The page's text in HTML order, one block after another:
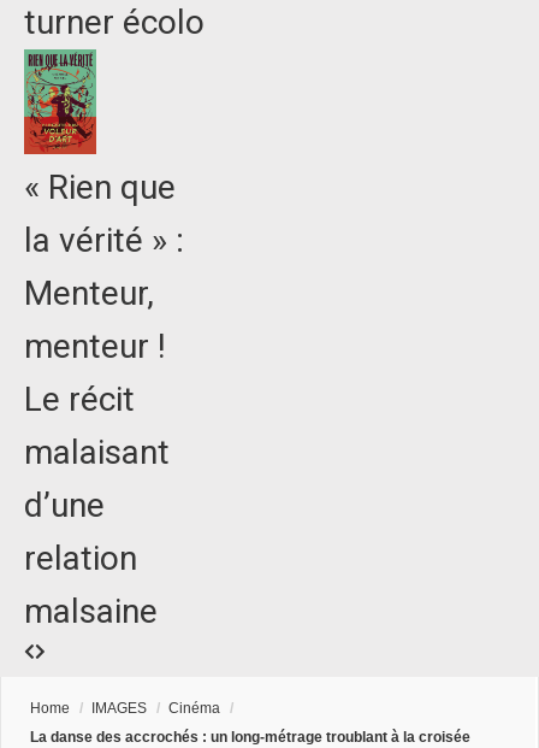
turner écolo
« Rien que
la vérité » :
Menteur,
menteur !
Le récit
malaisant
d’une
relation
malsaine
Home / IMAGES / Cinéma /
La danse des accrochés : un long-métrage troublant à la croisée